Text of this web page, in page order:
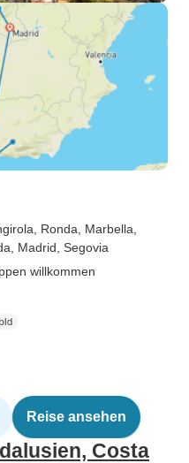
, Ronda , Marbella
, Madrid , Segovia
willkommen
Reise ansehen
Costa